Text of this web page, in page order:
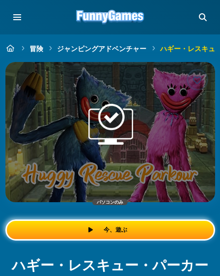
冒険 ジャンピングアドベンチャー ハギー・レスキュ
パソコンのみ
今、遊ぶ
ハギー・レスキュー・パーカー